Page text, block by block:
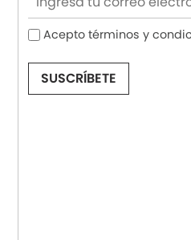
Acepto términos y